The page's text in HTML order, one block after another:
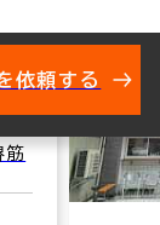
筋
依頼する